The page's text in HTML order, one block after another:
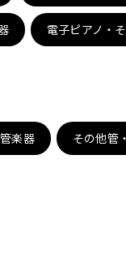
DTM
イン納
電子ピアノ・
楽器 その他管